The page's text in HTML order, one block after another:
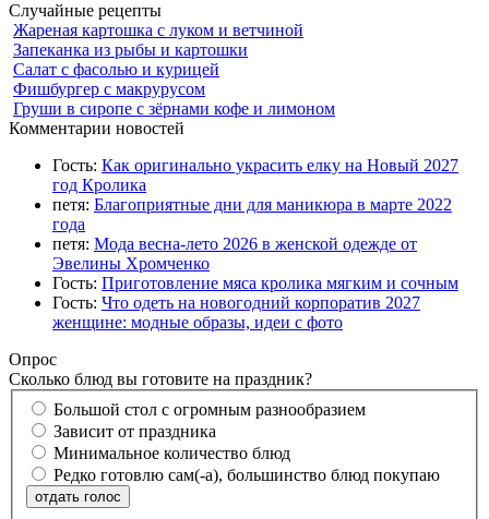
Случайные рецепты
Жареная картошка с луком и ветчиной
Запеканка из рыбы и картошки
Салат с фасолью и курицей
Фишбургер с макрурусом
Груши в сиропе с зёрнами кофе и лимоном
Комментарии новостей
Гость: Как оригинально украсить елку на Новый 2027
год Кролика
петя: Благоприятные дни для маникюра в марте 2022
года
петя: Мода весна-лето 2026 в женской одежде от
Эвелины Хромченко
Гость: Приготовление мяса кролика мягким и сочным
Гость: Что одеть на новогодний корпоратив 2027
женщине: модные образы, идеи с фото
Опрос
Сколько блюд вы готовите на праздник?
Большой стол с огромным разнообразием
Зависит от праздника
Минимальное количество блюд
Редко готовлю сам(-а), большинство блюд покупаю
отдать голос